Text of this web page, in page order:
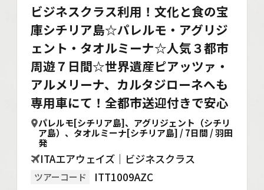
ビジネスクラス利用！文化と食の宝
庫シチリア島☆パレルモ・アグリジ
ェント・タオルミーナ☆人気３都市
周遊７日間☆世界遺産ピアッツァ・
アルメリーナ、カルタジローネへも
専用車にて！全都市送迎付きで安心
パレルモ[シチリア島]、アグリジェント（シチリ
ア島）、タオルミーナ[シチリア島] / 7日間 / 羽田
発
ITAエアウェイズ｜ビジネスクラス
ツアーコード ITT1009AZC